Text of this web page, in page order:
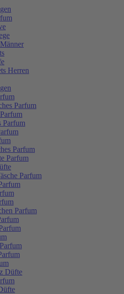
Herren
Parfum
Parfum
Parfum
Parfum
Parfum
Parfum
Düfte